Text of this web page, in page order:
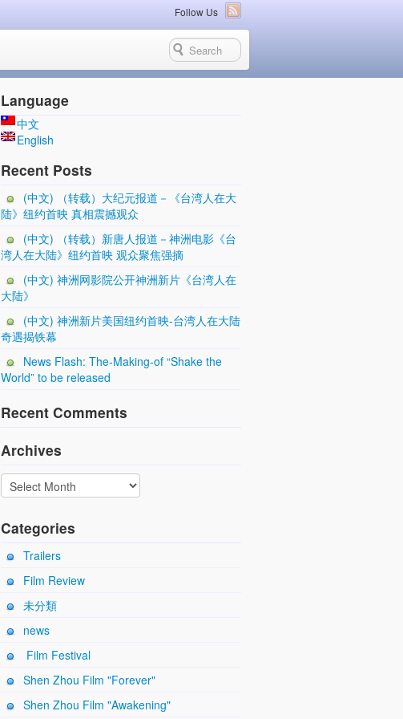
Follow Us
Language
中文
English
Recent Posts
(中文) （转载）大纪元报道－《台湾人在大
陆》纽约首映 真相震撼观众
(中文) （转载）新唐人报道－神洲电影《台
湾人在大陆》纽约首映 观众聚焦强摘
(中文) 神洲网影院公开神洲新片《台湾人在
大陆》
(中文) 神洲新片美国纽约首映-台湾人在大陆
奇遇揭铁幕
News Flash: The-Making-of “Shake the
World” to be released
Recent Comments
Archives
Categories
Trailers
Film Review
未分類
news
Film Festival
Shen Zhou Film "Forever"
Shen Zhou Film "Awakening"